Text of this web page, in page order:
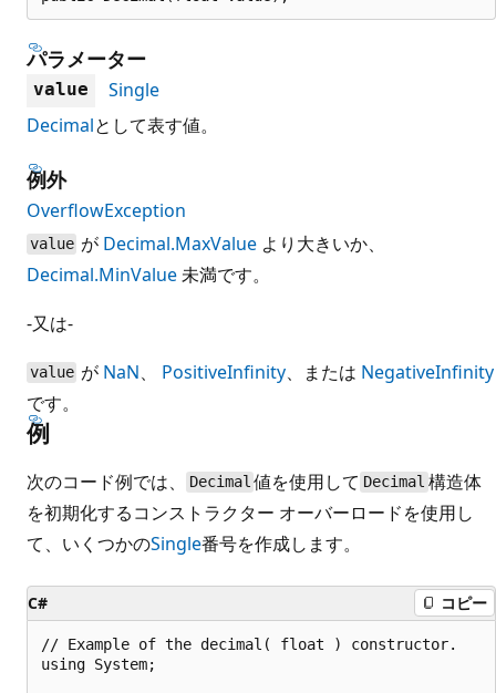
パラメーター
value
Single
Decimalとして表す値。
例外
OverflowException
value が Decimal.MaxValue より大きいか、
Decimal.MinValue未満です。
-又は-
value が NaN、 PositiveInfinity、または NegativeInfinity
です。
例
次のコード例では、 Decimal 値を使用して Decimal 構造体
を初期化するコンストラクター オーバーロードを使用し
て、いくつかのSingle番号を作成します。
C# コピー
// Example of the decimal( float ) constructor.
using System;